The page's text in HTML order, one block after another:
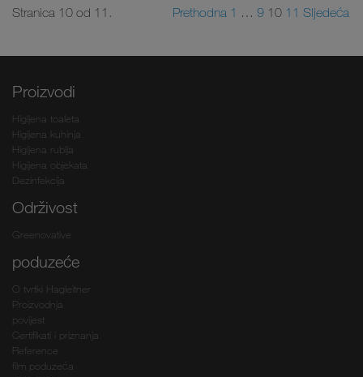
Stranica 10 od 11. Prethodna 1 … 9 10 11 Sljedeća
Proizvodi
Higijena toaleta
Higijena kuhinja
Higijena rublja
Higijena objekata
Dezinfekcija
Održivost
Greenovative
poduzeće
O tvrtki Hagleitner
Proizvodnja
povijest
Certifikati i priznanja
Reference
film poduzeća